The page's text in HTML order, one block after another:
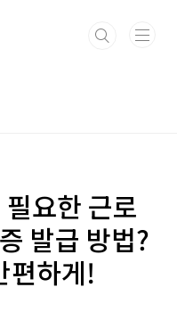
요한 근로
발급 방법?
편하게!